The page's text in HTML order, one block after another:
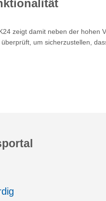
zeigt damit neben der hohen
um sicherzustellen,